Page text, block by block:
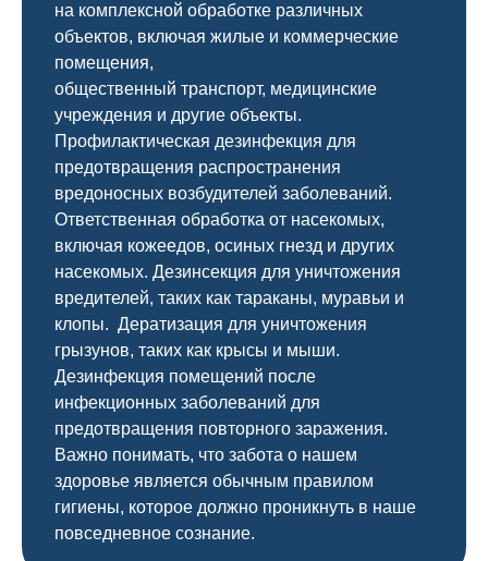
на комплексной обработке различных
объектов, включая жилые и коммерческие
помещения,
общественный транспорт, медицинские
учреждения и другие объекты.
Профилактическая дезинфекция для
предотвращения распространения
вредоносных возбудителей заболеваний.
Ответственная обработка от насекомых,
включая кожеедов, осиных гнезд и других
насекомых. Дезинсекция для уничтожения
вредителей, таких как тараканы, муравьи и
клопы. Дератизация для уничтожения
грызунов, таких как крысы и мыши.
Дезинфекция помещений после
инфекционных заболеваний для
предотвращения повторного заражения.
Важно понимать, что забота о нашем
здоровье является обычным правилом
гигиены, которое должно проникнуть в наше
повседневное сознание.